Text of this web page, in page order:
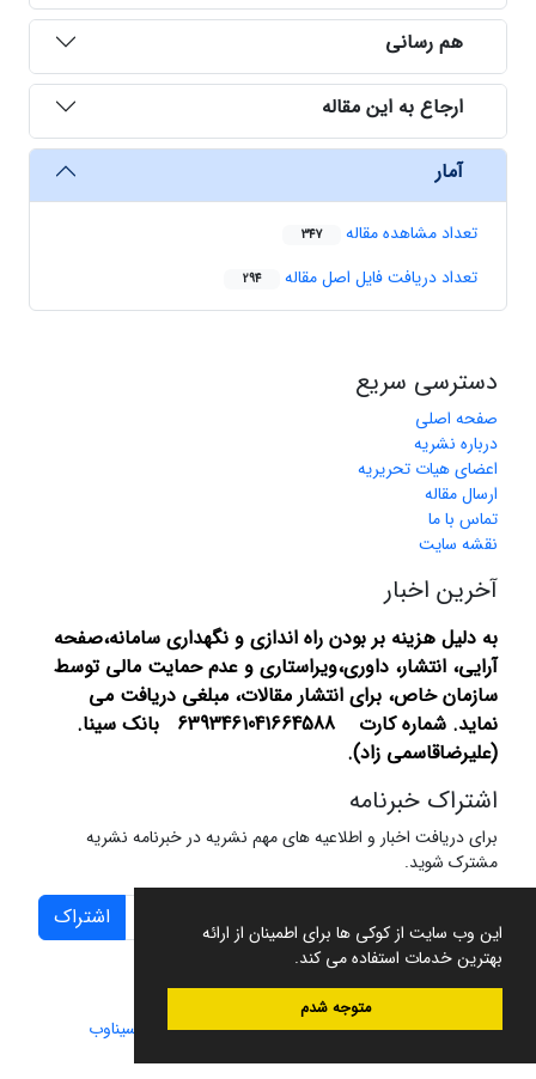
این وب سایت از کوکی ها برای اطمینان از ارائه
بهترین خدمات استفاده می کند.
متوجه شدم
هم رسانی
ارجاع به این مقاله
آمار
تعداد مشاهده مقاله 347
تعداد دریافت فایل اصل مقاله 294
دسترسی سریع
صفحه اصلی
درباره نشریه
اعضای هیات تحریریه
ارسال مقاله
تماس با ما
نقشه سایت
آخرین اخبار
به دلیل هزینه بر بودن راه اندازی و نگهداری سامانه،صفحه
آرایی، انتشار، داوری،ویراستاری و عدم حمایت مالی توسط
سازمان خاص، برای انتشار مقالات، مبلغی دریافت می
نماید.
شماره کارت 6393461041664588 بانک سینا.
(علیرضاقاسمی زاد).
اشتراک خبرنامه
برای دریافت اخبار و اطلاعیه های مهم نشریه در خبرنامه نشریه
مشترک شوید.
اشتراک
سامانه مدیریت نشریات علمی.طراحی و پیاده سازی از سیناوب